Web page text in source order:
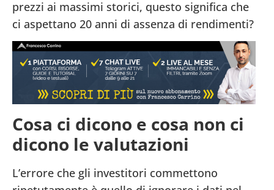
prezzi ai massimi storici, questo significa che
ci aspettano 20 anni di assenza di rendimenti?
Cosa ci dicono e cosa non ci
dicono le valutazioni
L’errore che gli investitori commettono